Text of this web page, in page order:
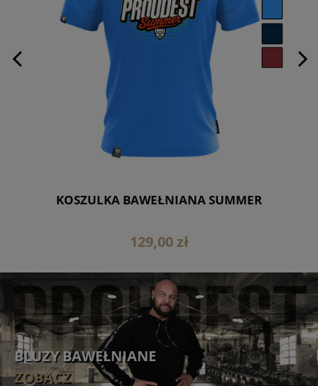
KOSZULKA BAWEŁNIANA SUMMER
129,00 zł
BLUZY BAWEŁNIANE
ZOBACZ